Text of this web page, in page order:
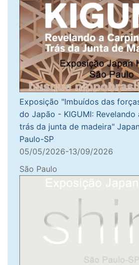
Exposição "Imbuídos das
do Japão - KIGUMI:
trás da junta de madeira"
Paulo-SP
05/05/2026-13/09/2026
São Paulo